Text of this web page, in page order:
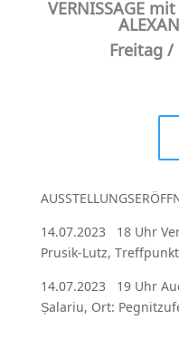
VERNISSAGE
Freitag /
14.07.2023 18 Uhr
Prusik-Lutz,
14.07.2023 19 Uhr
Șalariu, Ort: